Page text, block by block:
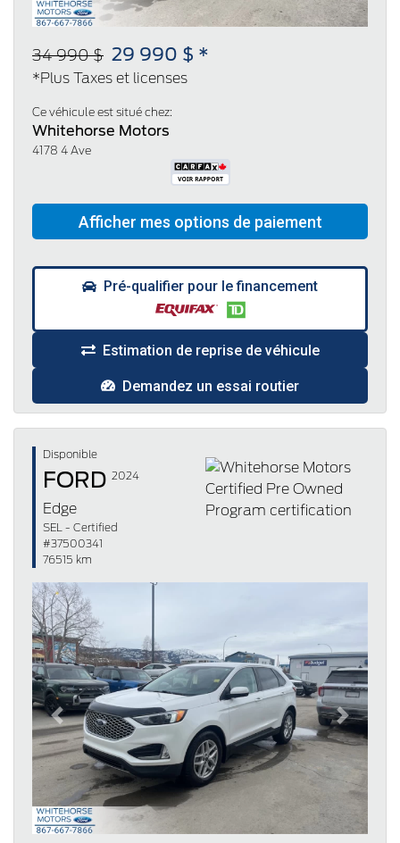
34 990 $ 29 990 $ *
*Plus Taxes et licenses
Ce véhicule est situé chez:
Whitehorse Motors
4178 4 Ave
Pré-qualifier pour le financement
Estimation de reprise de véhicule
Demandez un essai routier
Disponible
FORD 2024
Edge
SEL - Certified
#37500341
76515 km
Previous Next